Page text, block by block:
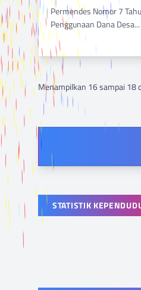
BACA SELENGKAPNYA
DILIHAT 812 KALI
Permendes Nomor 7
Penggunaan Dana Desa...
Menampilkan 16sampai 18
STATISTIK